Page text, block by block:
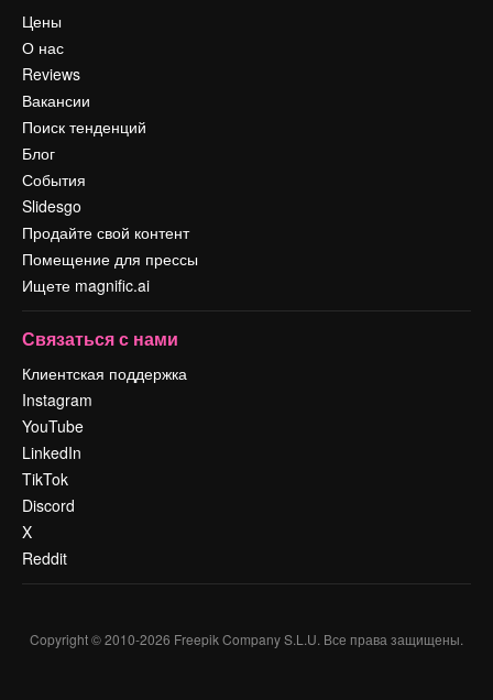
Цены
О нас
Reviews
Вакансии
Поиск тенденций
Блог
События
Slidesgo
Продайте свой контент
Помещение для прессы
Ищете magnific.ai
Связаться с нами
Клиентская поддержка
Instagram
YouTube
LinkedIn
TikTok
Discord
X
Reddit
Copyright © 2010-2026 Freepik Company S.L.U. Все права защищены.